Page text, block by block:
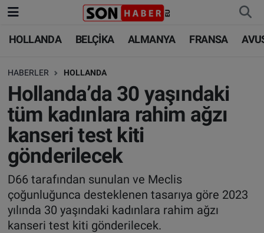
HOLLANDA BELÇİKA ALMANYA FRANSA
HABERLER HOLLANDA
Hollanda’da 30 yaşındaki
tüm kadınlara rahim ağzı
kanseri test kiti
gönderilecek
D66 tarafından sunulan ve Meclis
çoğunluğunca desteklenen tasarıya göre 2023
yılında 30 yaşındaki kadınlara rahim ağzı
kanseri test kiti gönderilecek.
HOLLANDA
BELÇİKA
ALMANYA
FRANSA
AVUSTURYA
SAĞLIK - YAŞAM
BİLİM-TEKNOLOJİ
HOLLANDA
BELÇİKA
ALMANYA
TÜRKİYE
DÜNYA
BİLİM-TEKNOLOJİ
SAĞLIK
Nöbetçi Eczaneler
Hava Durumu
Trafik Durumu
Süper Lig Puan Durumu ve Fikstür
Tüm Manşetler
Son Dakika Haberleri
Haber Arşivi